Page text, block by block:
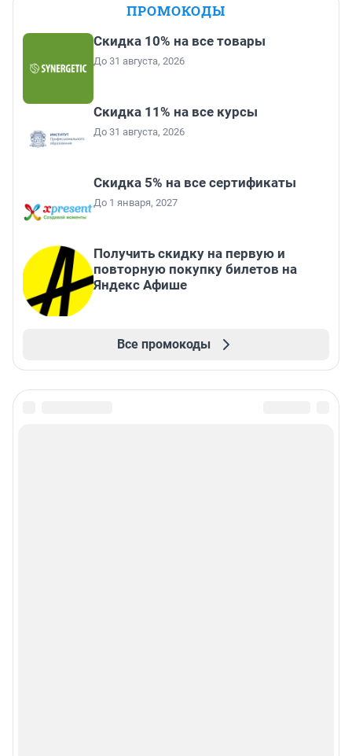
ПРОМОКОДЫ
Скидка 10% на все товары
До 31 августа, 2026
Скидка 11% на все курсы
До 31 августа, 2026
Скидка 5% на все сертификаты
До 1 января, 2027
Получить скидку на первую и
повторную покупку билетов на
Яндекс Афише
Все промокоды